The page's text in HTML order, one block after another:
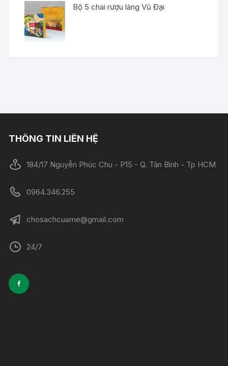
Bộ 5 chai rượu làng Vũ Đại
THÔNG TIN LIÊN HỆ
184/17 Nguyễn Phúc Chu - P15 - Q. Tân Bình - Tp HCM
0964.346.255
chosachcuame@gmail.com
24/7